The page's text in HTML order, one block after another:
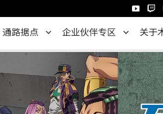
通路据点 企业伙伴专区 关于